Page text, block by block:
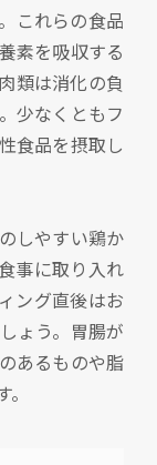
これらの食品
素を吸収する
類は消化の負
少なくともフ
食品を摂取し
しやすい鶏か
事に取り入れ
ング直後はお
ょう。胃腸が
あるものや脂